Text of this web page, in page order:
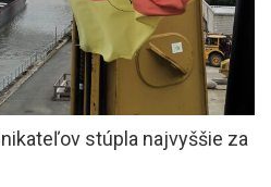
stúpla najvyššie za